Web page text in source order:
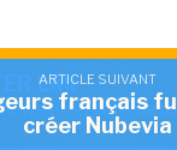
LMI
comme
ARTICLE SUIVANT
français
créer Nubevia